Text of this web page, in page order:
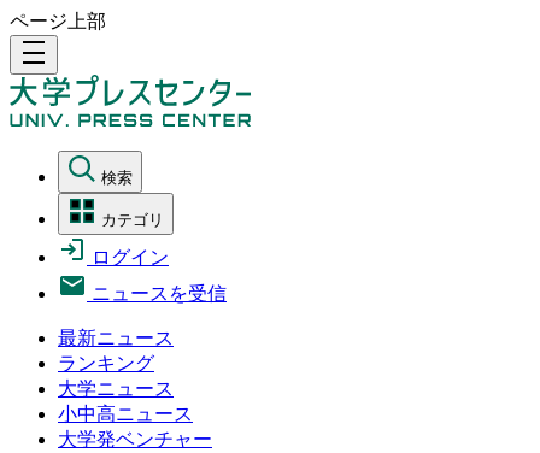
ページ上部
density_medium
検索
カテゴリ
ログイン
ニュースを受信
最新ニュース
ランキング
大学ニュース
小中高ニュース
大学発ベンチャー